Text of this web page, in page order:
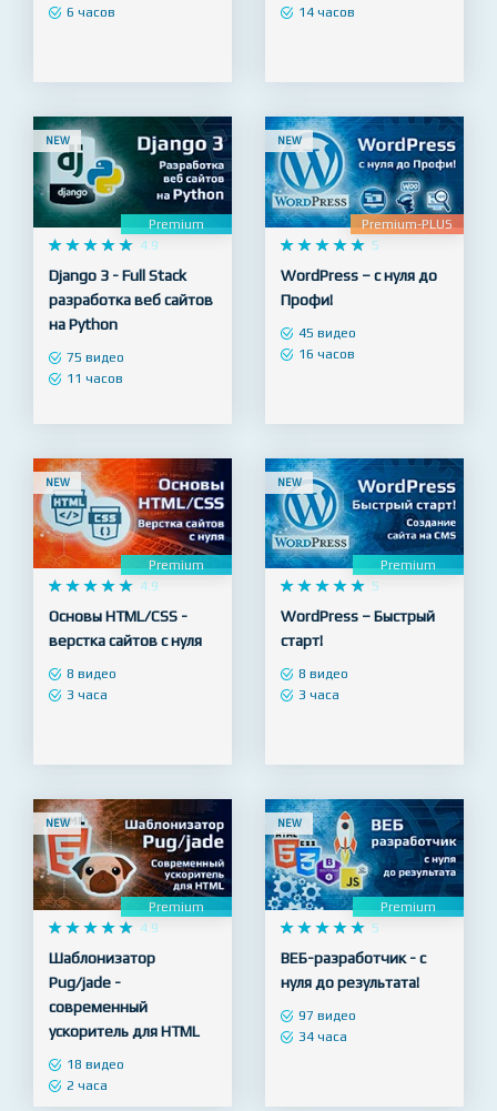
Java с нуля
начинающих + Redux
NEW
Premium
    
     4.9
Django 3 - Full Stack
разработка веб сайтов
на Python
NEW
Premium-PLUS
  
  
WordPress – с нуля до
Профи!
NEW
    
     4.9
Основы HTML/CSS -
верстка сайтов с нуля
NEW
Premium
  
  
WordPress – Быстрый
старт!
NEW
Premium
   
   
Шаблонизатор
Pug/jade -
современный
ускоритель для HTML
NEW
    
     5
ВЕБ-разработчик - с
нуля до результата!